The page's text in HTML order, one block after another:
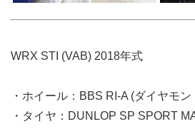
WRX STI (VAB) 2018年式
・ホイール：BBS RI-A (ダイヤモ
・タイヤ：DUNLOP SP SPORT